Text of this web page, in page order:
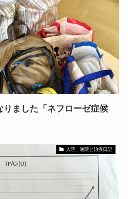
りました「ネフローゼ症候
入院、通院と治療日記